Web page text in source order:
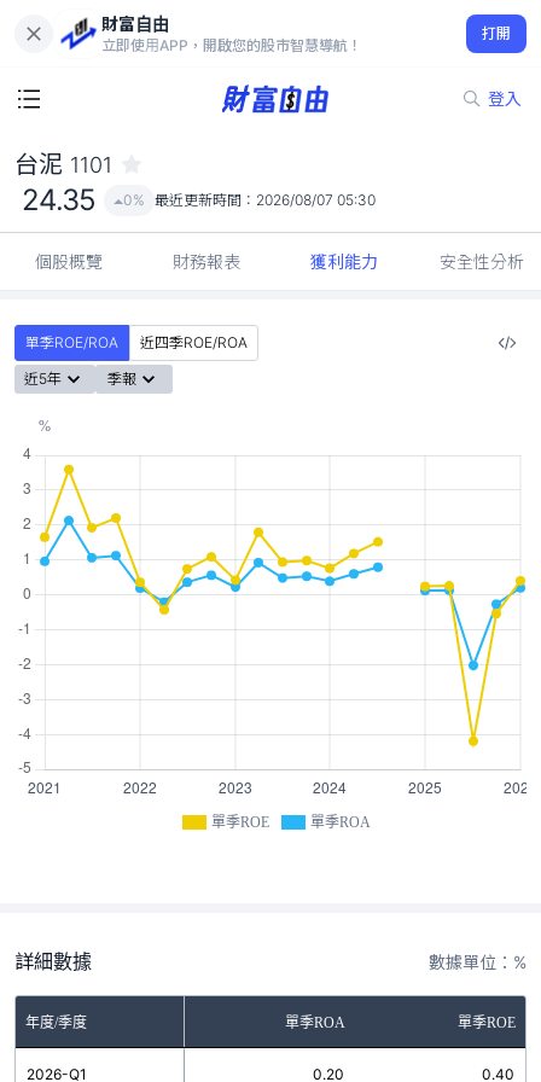
財富自由
立即使用APP，開啟您的股市智慧導航！
打開
登入
24.35
0%
台泥 1101
24.35 0% 最近更新時間： 2026/08/07 05:30
個股概覽 財務報表 獲利能力 安全性分析
單季ROE/ROA
近四季ROE/ROA
近5年
季報
單季ROE 單季ROA
詳細數據 數據單位：%
年度/季度 單季ROA 單季ROE
2026-Q1 0.20 0.40